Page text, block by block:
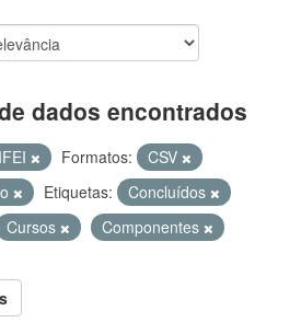
dados encontrados
Formatos:
CSV
Etiquetas:
Concluídos
Cursos
Componentes